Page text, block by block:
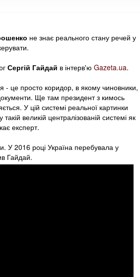
не знає реального стану речей у
Сергій Гайдай в інтерв'ю Gazeta.ua.
- це просто коридор, в якому чиновники,
Ще там президент з кимось
У цій системі реальної картинки
великій централізованій системі як
експерт.
У 2016 році Україна перебувала у
Гайдай.